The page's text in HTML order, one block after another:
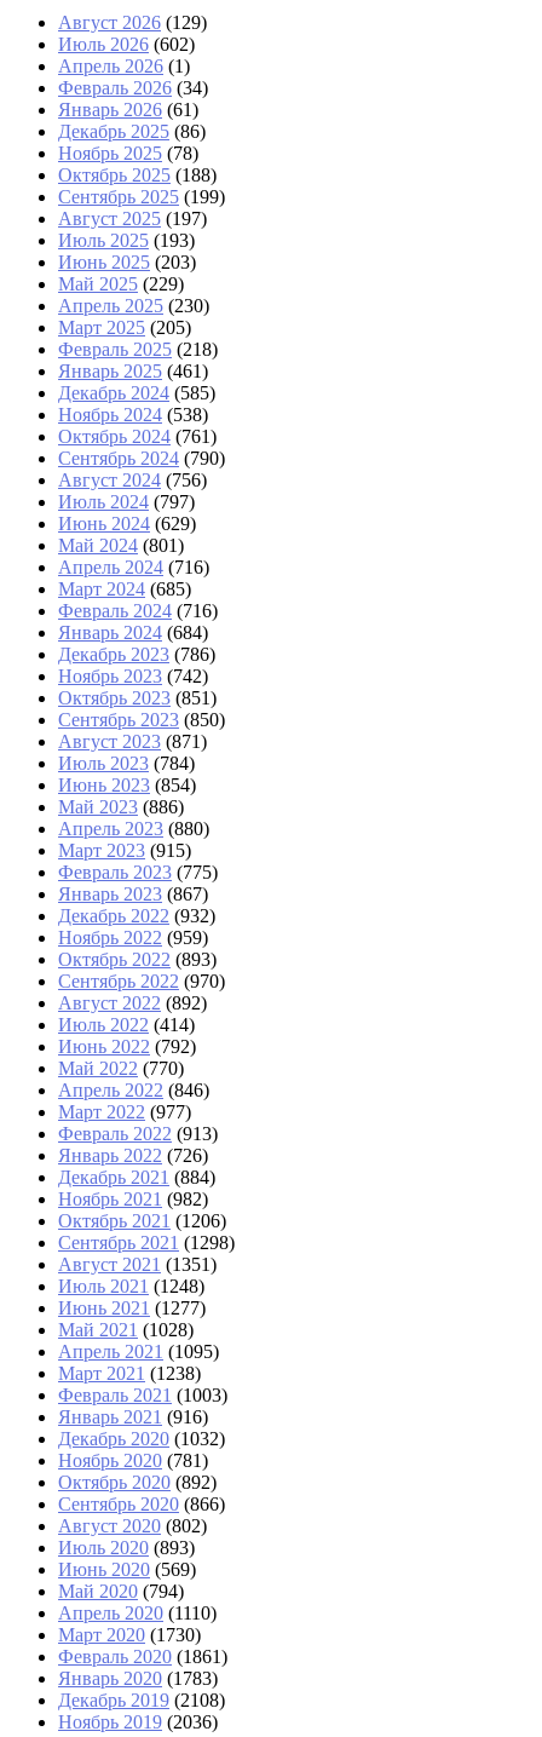
Август 2026 (129)
Июль 2026 (602)
Апрель 2026 (1)
Февраль 2026 (34)
Январь 2026 (61)
Декабрь 2025 (86)
Ноябрь 2025 (78)
Октябрь 2025 (188)
Сентябрь 2025 (199)
Август 2025 (197)
Июль 2025 (193)
Июнь 2025 (203)
Май 2025 (229)
Апрель 2025 (230)
Март 2025 (205)
Февраль 2025 (218)
Январь 2025 (461)
Декабрь 2024 (585)
Ноябрь 2024 (538)
Октябрь 2024 (761)
Сентябрь 2024 (790)
Август 2024 (756)
Июль 2024 (797)
Июнь 2024 (629)
Май 2024 (801)
Апрель 2024 (716)
Март 2024 (685)
Февраль 2024 (716)
Январь 2024 (684)
Декабрь 2023 (786)
Ноябрь 2023 (742)
Октябрь 2023 (851)
Сентябрь 2023 (850)
Август 2023 (871)
Июль 2023 (784)
Июнь 2023 (854)
Май 2023 (886)
Апрель 2023 (880)
Март 2023 (915)
Февраль 2023 (775)
Январь 2023 (867)
Декабрь 2022 (932)
Ноябрь 2022 (959)
Октябрь 2022 (893)
Сентябрь 2022 (970)
Август 2022 (892)
Июль 2022 (414)
Июнь 2022 (792)
Май 2022 (770)
Апрель 2022 (846)
Март 2022 (977)
Февраль 2022 (913)
Январь 2022 (726)
Декабрь 2021 (884)
Ноябрь 2021 (982)
Октябрь 2021 (1206)
Сентябрь 2021 (1298)
Август 2021 (1351)
Июль 2021 (1248)
Июнь 2021 (1277)
Май 2021 (1028)
Апрель 2021 (1095)
Март 2021 (1238)
Февраль 2021 (1003)
Январь 2021 (916)
Декабрь 2020 (1032)
Ноябрь 2020 (781)
Октябрь 2020 (892)
Сентябрь 2020 (866)
Август 2020 (802)
Июль 2020 (893)
Июнь 2020 (569)
Май 2020 (794)
Апрель 2020 (1110)
Март 2020 (1730)
Февраль 2020 (1861)
Январь 2020 (1783)
Декабрь 2019 (2108)
Ноябрь 2019 (2036)